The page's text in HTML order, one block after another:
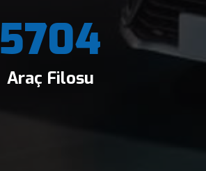
5704
Araç Filosu